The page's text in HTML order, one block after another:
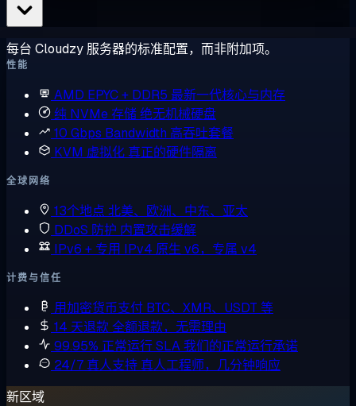
每台 Cloudzy 服务器的标准配置，而非附加项。
性能
AMD EPYC + DDR5 最新一代核心与内存
纯 NVMe 存储绝无机械硬盘
10 Gbps Bandwidth 高吞吐套餐
KVM 虚拟化 真正的硬件隔离
全球网络
13个地点 北美、欧洲、中东、亚太
DDoS 防护 内置攻击缓解
IPv6 + 专用 IPv4 原生 v6，专属 v4
计费与信任
用加密货币支付 BTC、XMR、USDT 等
14 天退款全额退款，无需理由
99.95% 正常运行 SLA我们的正常运行承诺
24/7 真人支持 真人工程师，几分钟响应
新区域